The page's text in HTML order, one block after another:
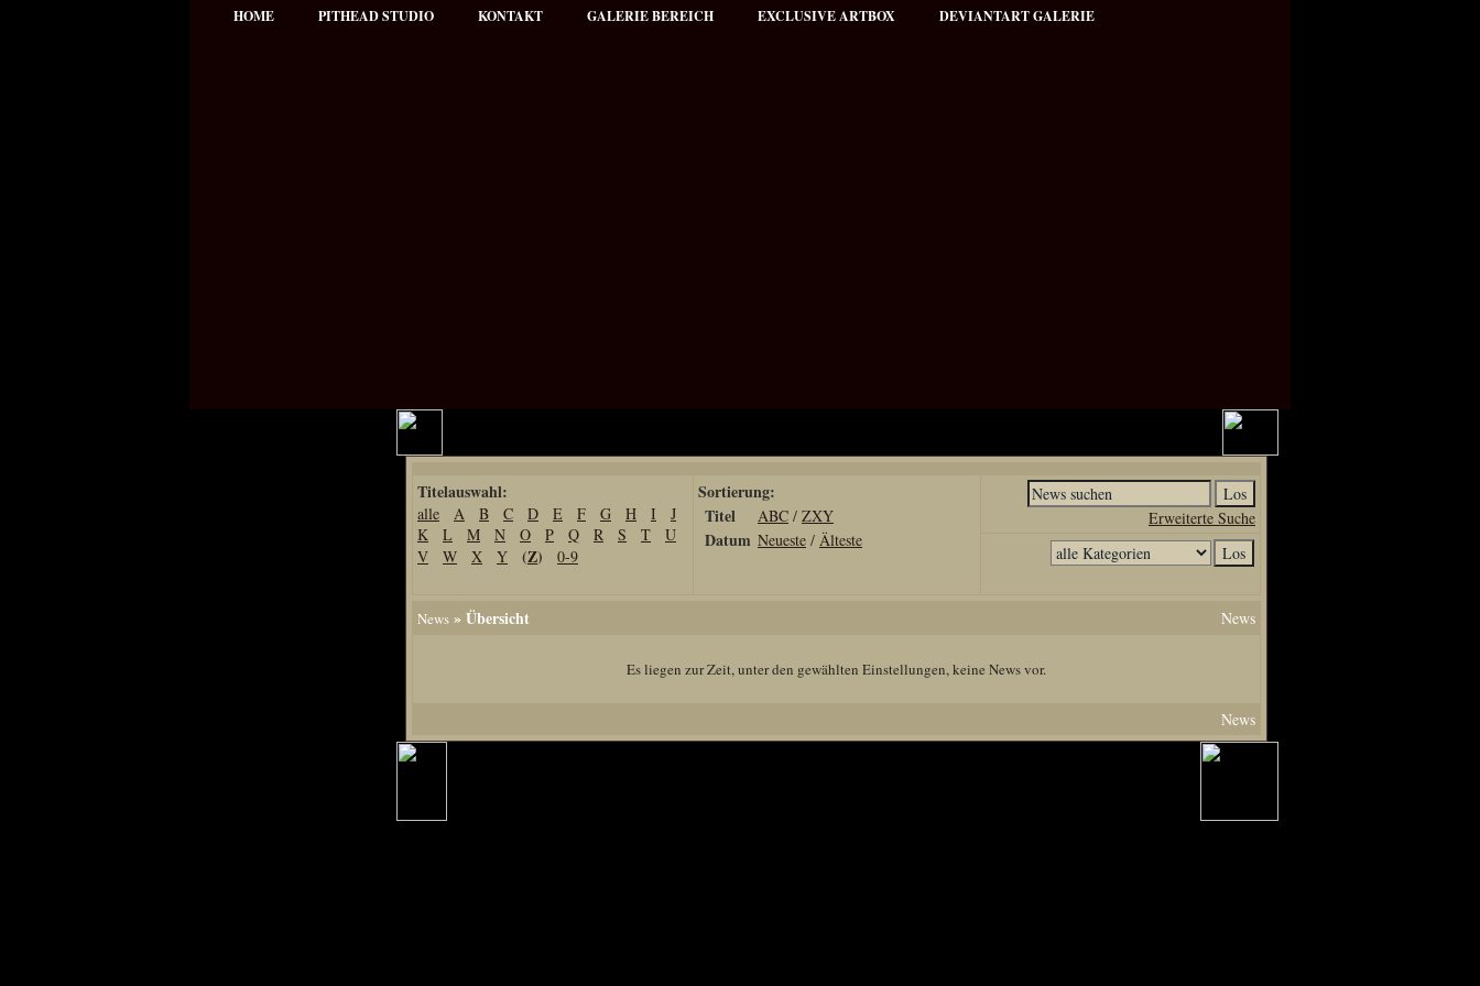
HOME PITHEAD STUDIO KONTAKT GALERIE BEREICH EXCLUSIVE ARTBOX DEVIANTART GALERIE
Titelauswahl:
alle A B C D E F G H I
J
K
L M N O P Q R S T
U
V
W X Y (Z) 0-9
Sortierung:
Titel
ABC / ZXY
Datum Neueste / Älteste
Erweiterte Suche
News » Übersicht News
Es liegen zur Zeit, unter den gewählten Einstellungen, keine News vor.
News